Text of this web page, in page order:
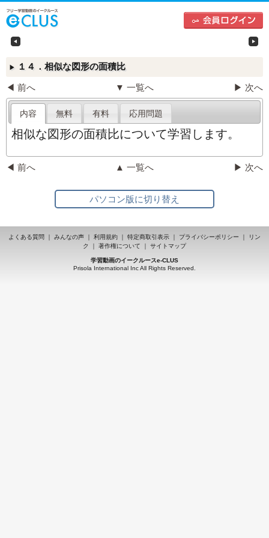
中学生向けフリー学習動画のイークルース（e-
▶ １４．相似な図形の面積比
◀ 前へ ▼ 一覧へ ▶ 次へ
内容 無料 有料 応用問題
相似な図形の面積比について学習します。
◀ 前へ ▲ 一覧へ ▶ 次へ
パソコン版に切り替え
よくある質問 みんなの声 利用規約 特定商取引表示 プライバシーポリシー
リン
ク
著作権について サイトマップ
学習動画のイークルースe-CLUS
Prisola International Inc All Rights Reserved.